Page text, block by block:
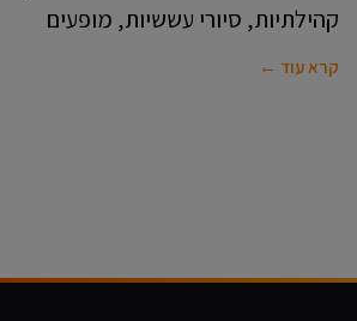
קהילתיות, סיורי עששיות, מופעים
קרא עוד ←